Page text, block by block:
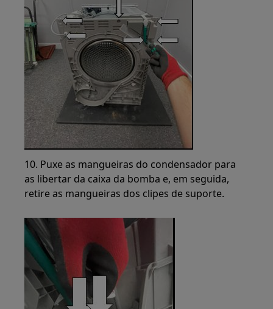
10. Puxe as mangueiras do condensador para
as libertar da caixa da bomba e, em seguida,
retire as mangueiras dos clipes de suporte.